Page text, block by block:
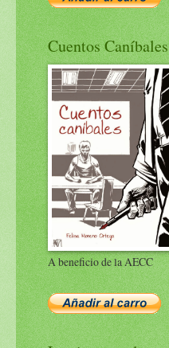
Cuentos Caníbales
A beneficio de la AECC